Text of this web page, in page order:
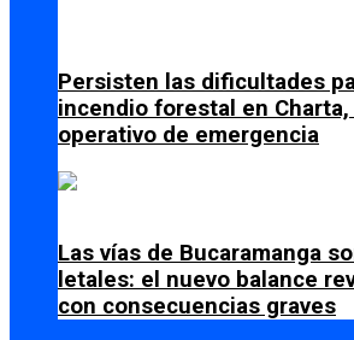
Persisten las dificultades
incendio forestal en
operativo de emergencia
Las vías de Bucaramanga
letales: el nuevo balance
con consecuencias graves